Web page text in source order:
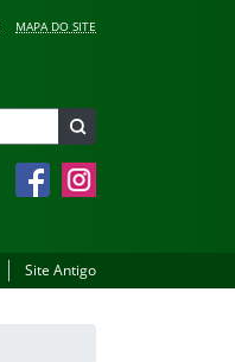
MAPA DO SITE
FacebookInstagram
Site Antigo